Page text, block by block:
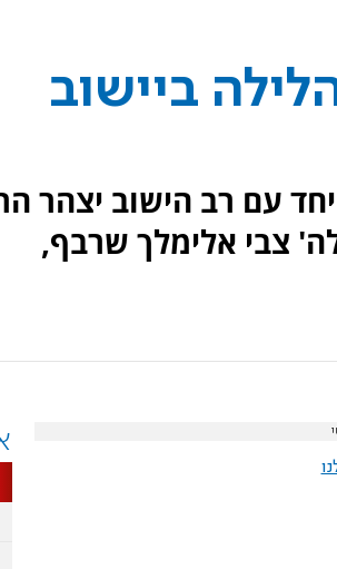
ביישוב
עם רב הישוב יצהר
צבי אלימלך שרבף,